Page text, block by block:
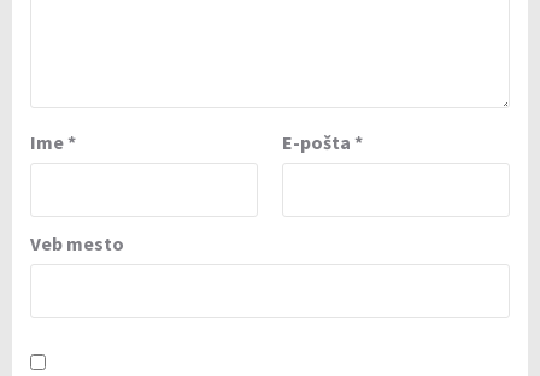
Ime* E-pošta *
Veb mesto